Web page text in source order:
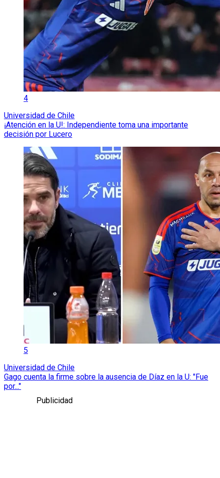
4
Universidad de Chile
¡Atención en la U!: Independiente toma una importante
decisión por Lucero
5
Universidad de Chile
Gago cuenta la firme sobre la ausencia de Díaz en la U: "Fue
por..."
Publicidad